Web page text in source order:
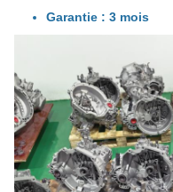
Garantie : 3 mois